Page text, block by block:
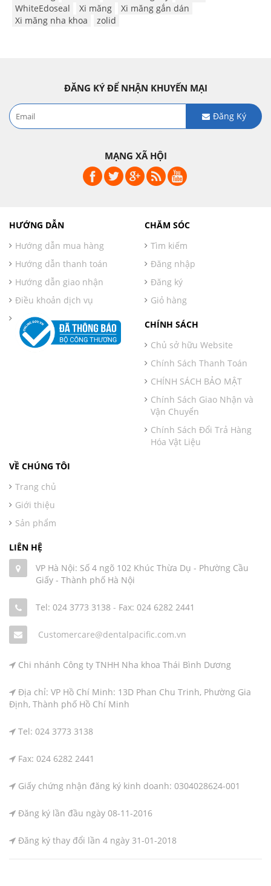
WhiteEdoseal
Xi măng
Xi măng gắn dán
Xi măng nha khoa
zolid
ĐĂNG KÝ ĐỂ NHẬN KHUYẾN MẠI
Đăng Ký
MẠNG XÃ HỘI
HƯỚNG DẪN
Hướng dẫn mua hàng
Hướng dẫn thanh toán
Hướng dẫn giao nhận
Điều khoản dịch vụ
CHĂM SÓC
Tìm kiếm
Đăng nhập
Đăng ký
Giỏ hàng
CHÍNH SÁCH
Chủ sở hữu Website
Chính Sách Thanh Toán
CHÍNH SÁCH BẢO MẬT
Chính Sách Giao Nhận và
Vận Chuyển
Chính Sách Đổi Trả Hàng
Hóa Vật Liệu
VỀ CHÚNG TÔI
Trang chủ
Giới thiệu
Sản phẩm
LIÊN HỆ
VP Hà Nội: Số 4 ngõ 102 Khúc Thừa Dụ - Phường Cầu
Giấy - Thành phố Hà Nội
Tel: 024 3773 3138 - Fax: 024 6282 2441
Customercare@dentalpacific.com.vn
Chi nhánh Công ty TNHH Nha khoa Thái Bình Dương
Địa chỉ: VP Hồ Chí Minh: 13D Phan Chu Trinh, Phường Gia
Định, Thành phố Hồ Chí Minh
Tel: 024 3773 3138
Fax: 024 6282 2441
Giấy chứng nhận đăng ký kinh doanh: 0304028624-001
Đăng ký lần đầu ngày 08-11-2016
Đăng ký thay đổi lần 4 ngày 31-01-2018